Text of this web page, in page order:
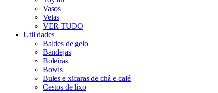
Vasos
Velas
VER TUDO
Utilidades
Baldes de gelo
Bandejas
Boleiras
Bowls
Bules e xícaras de chá e café
Cestos de lixo